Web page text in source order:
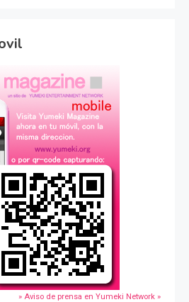
» Aviso de prensa en Yumeki Network »